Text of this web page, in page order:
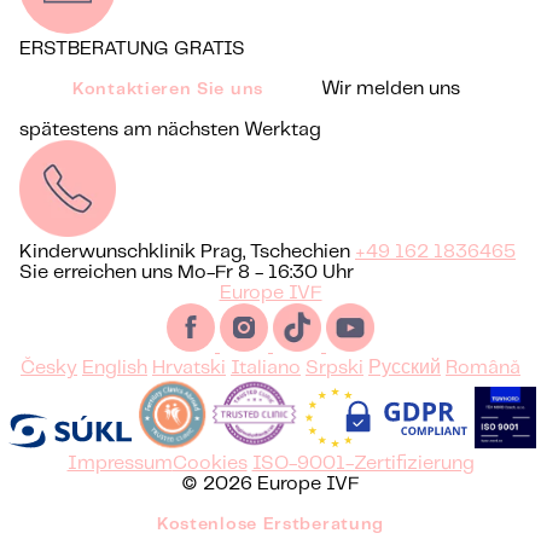
ERSTBERATUNG GRATIS
Kontaktieren Sie uns Wir melden uns
spätestens am nächsten Werktag
Kinderwunschklinik Prag, Tschechien +49 162 1836465
Sie erreichen uns Mo-Fr 8 - 16:30 Uhr
Europe IVF
Česky English Hrvatski Italiano Srpski Русский Română
ImpressumCookies
ISO-9001-Zertifizierung
© 2026 Europe IVF
Kostenlose Erstberatung